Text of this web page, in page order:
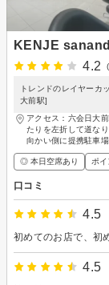
KENJE
4.2
トレンドのレイヤーカ
大前駅]
アクセス：六会日大
たりを左折して道な
向かい側に提携駐車
◎ 本日空席あり ポ
口コミ
4.5
4.5